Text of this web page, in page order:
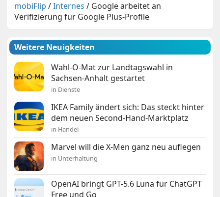
mobiFlip /Internes / Google arbeitet an
Verifizierung für Google Plus-Profile
Weitere Neuigkeiten
Wahl-O-Mat zur Landtagswahl in
Sachsen-Anhalt gestartet
in Dienste
IKEA Family ändert sich: Das steckt hinter
dem neuen Second-Hand-Marktplatz
in Handel
Marvel will die X-Men ganz neu auflegen
in Unterhaltung
OpenAI bringt GPT-5.6 Luna für ChatGPT
Free und Go